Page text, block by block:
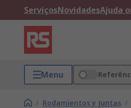
ServiçosNovidadesAjuda
Menu
/ Rodamientos y Juntas /